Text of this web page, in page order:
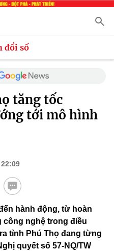
đổi số
tăng tốc
tới mô hình
hành động, từ hoàn
công nghệ trong điều
tỉnh Phú Thọ đang từng
quyết số 57-NQ/TW